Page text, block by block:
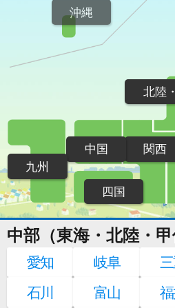
北陸
関西
中国
四国
九州
沖縄
中部（東海・北陸・甲
愛知 岐阜
石川
富山